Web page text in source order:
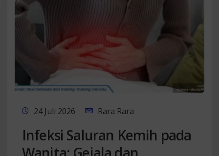
24 Juli 2026 Rara Rara
Infeksi Saluran Kemih pada